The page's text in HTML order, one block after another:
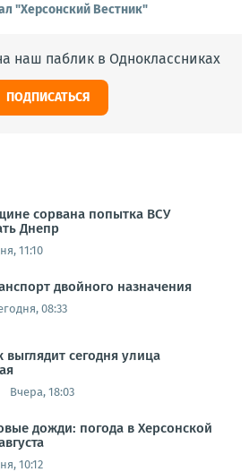
"Херсонский Вестник"
наш паблик в Одноклассниках
ПОДПИСАТЬСЯ
сорвана попытка ВСУ
Днепр
11:10
двойного назначения
08:33
выглядит сегодня улица
Вчера, 18:03
дожди: погода в Херсонской
10:12